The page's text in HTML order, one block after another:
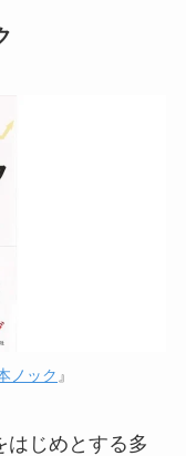
ノック 』
はじめとする多